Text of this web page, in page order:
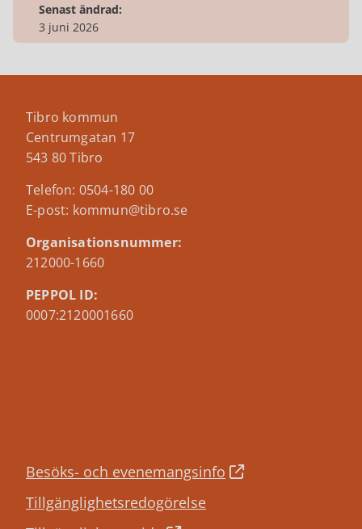
Senast ändrad:
3 juni 2026
Tibro kommun
Centrumgatan 17
543 80 Tibro
Telefon: 0504-180 00
E-post: kommun@tibro.se
Organisationsnummer:
212000-1660
PEPPOL ID:
0007:2120001660
Besöks- och evenemangsinfo
Tillgänglighetsredogörelse